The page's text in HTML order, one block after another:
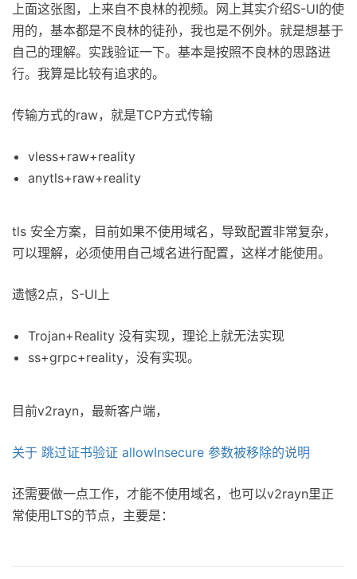
上面这张图，上来自不良林的视频。网上其实介绍S-UI的使
用的，基本都是不良林的徒孙，我也是不例外。就是想基于
自己的理解。实践验证一下。基本是按照不良林的思路进
行。我算是比较有追求的。
传输方式的raw，就是TCP方式传输
vless+raw+reality
anytls+raw+reality
tls 安全方案，目前如果不使用域名，导致配置非常复杂，
可以理解，必须使用自己域名进行配置，这样才能使用。
遗憾2点，S-UI上
Trojan+Reality 没有实现，理论上就无法实现
ss+grpc+reality，没有实现。
目前v2rayn，最新客户端，
关于 跳过证书验证 allowInsecure 参数被移除的说明
还需要做一点工作，才能不使用域名，也可以v2rayn里正
常使用LTS的节点，主要是：